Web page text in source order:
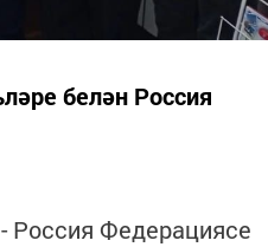
белән Россия
Россия Федерациясе